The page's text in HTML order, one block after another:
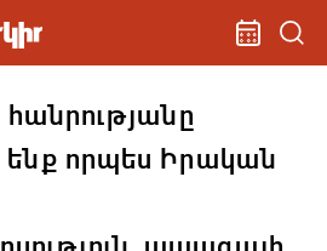
հանրությանը
ենք որպես Իրական